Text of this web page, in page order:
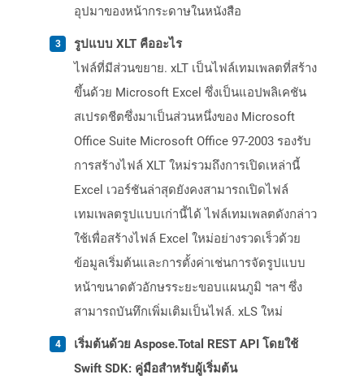
อุปมาของหน้ากระดาษในหนังสือ
รูปแบบ XLT คืออะไร
ไฟล์ที่มีส่วนขยาย. xLT เป็นไฟล์เทมเพลตที่สร้าง
ขึ้นด้วย Microsoft Excel ซึ่งเป็นแอปพลิเคชัน
สเปรดชีตซึ่งมาเป็นส่วนหนึ่งของ Microsoft
Office Suite Microsoft Office 97-2003 รองรับ
การสร้างไฟล์ XLT ใหม่รวมถึงการเปิดเหล่านี้
Excel เวอร์ชันล่าสุดยังคงสามารถเปิดไฟล์
เทมเพลตรูปแบบเก่านี้ได้ ไฟล์เทมเพลตดังกล่าว
ใช้เพื่อสร้างไฟล์ Excel ใหม่อย่างรวดเร็วด้วย
ข้อมูลเริ่มต้นและการตั้งค่าเช่นการจัดรูปแบบ
หน้าขนาดตัวอักษรระยะขอบแผนภูมิ ฯลฯ ซึ่ง
สามารถบันทึกเพิ่มเติมเป็นไฟล์. xLS ใหม่
เริ่มต้นด้วย Aspose.Total REST API โดยใช้
Swift SDK: คู่มือสำหรับผู้เริ่มต้น